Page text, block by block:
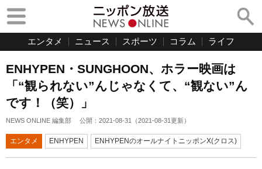
エンタメ ニュース スポーツ コラム ライフ
ENHYPEN・SUNGHOON、ホラー映画は
「“観られない”んじゃなくて、“観ない”ん
です！（笑）」
NEWS ONLINE 編集部 公開： 2021-08-31 （2021-08-31更新）
エンタメ ENHYPEN ENHYPENのオールナイトニッポンX(クロス)